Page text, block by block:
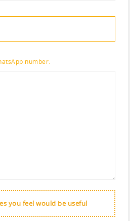
number.
you feel would be useful